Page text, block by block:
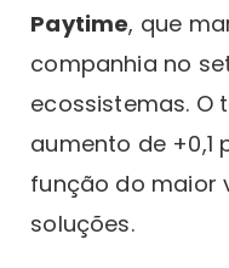
Paytime, que
companhia no
ecossistemas. O
aumento de +0,1
função do maior
soluções.